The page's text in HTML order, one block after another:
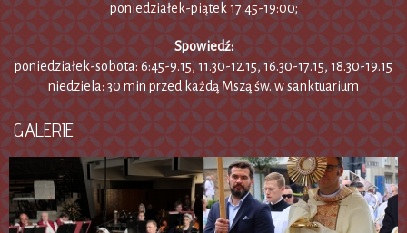
poniedziałek-piątek 17:45-19:00;
Spowiedź:
poniedziałek-sobota: 6:45-9.15, 11.30-12.15, 16.30-17.15, 18.30-19.15
niedziela: 30 min przed każdą Mszą św. w sanktuarium
GALERIE